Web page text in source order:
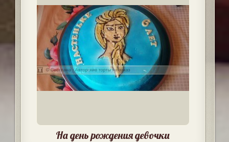
На день рождения девочки